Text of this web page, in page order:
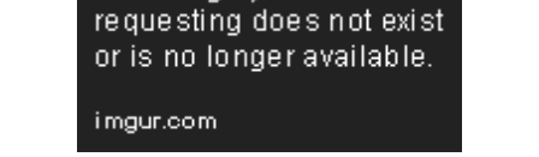
разговорот што го потресе Мадрид!
Трансфер бомба во најва – Ливерпул сака да се засили од Реал
Мадрид!
Карагер ги изненади сите со својата прогноза: “Тие ќе ја освојат